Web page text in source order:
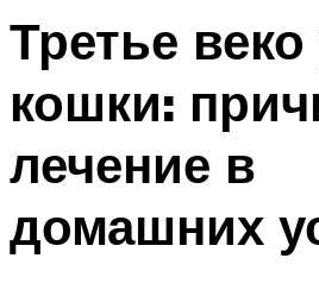
Третье веко
кошки:
лечение в
домашних